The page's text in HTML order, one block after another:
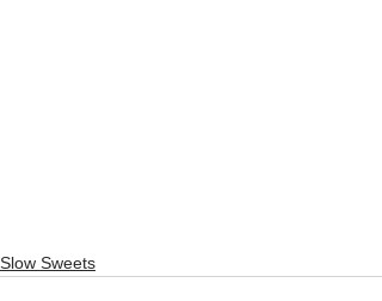
Slow Sweets